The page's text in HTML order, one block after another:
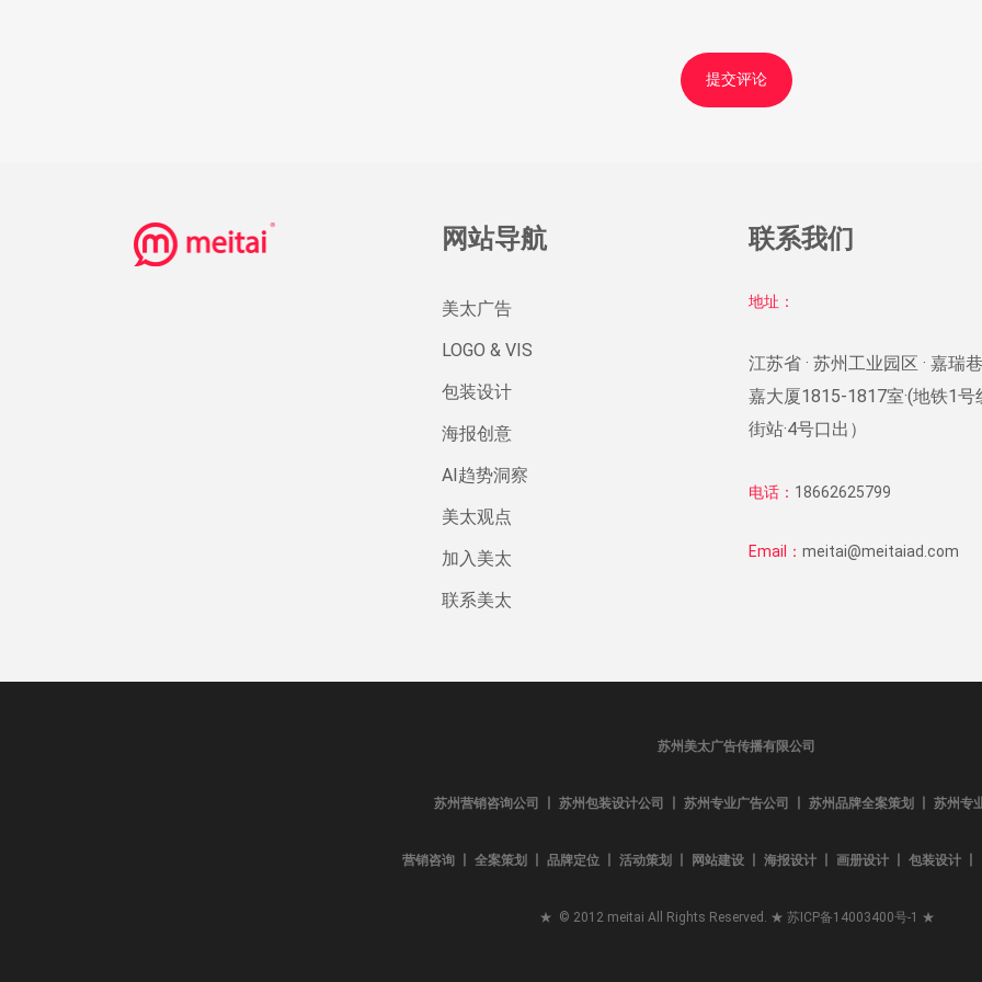
网站导航
美太广告
LOGO & VIS
包装设计
海报创意
AI趋势洞察
美太观点
加入美太
联系美太
联系我们
地址：
江苏省 · 苏州工业园区 · 嘉瑞
嘉大厦1815-1817室·(地铁1号
街站·4号口出）
电话： 18662625799
Email： meitai@meitaiad.com
苏州美太广告传播有限公司
苏州营销咨询公司 丨 苏州包装设计公司 丨 苏州专业广告公司 丨 苏州品牌全案策划 丨 苏州专
营销咨询 丨 全案策划 丨 品牌定位 丨 活动策划 丨 网站建设 丨 海报设计 丨 画册设计 丨 包装设计
★ © 2012 meitai All Rights Reserved. ★ 苏ICP备14003400号-1 ★